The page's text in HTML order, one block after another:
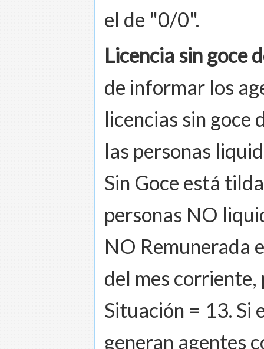
el de "0/0".
Licencia sin goce
de informar los
licencias sin goce
las personas
Sin Goce está
personas NO
NO Remunerada
del mes corriente,
Situación = 13. Si
generan agentes